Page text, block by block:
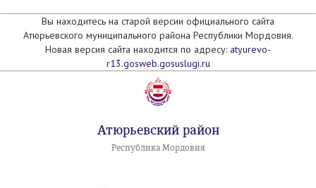
Вы находитесь на старой версии официального сайта
Атюрьевского муниципального района Республики Мордовия.
Новая версия сайта находится по адресу: atyurevo-
r13.gosweb.gosuslugi.ru
Атюрьевский район
Республика Мордовия